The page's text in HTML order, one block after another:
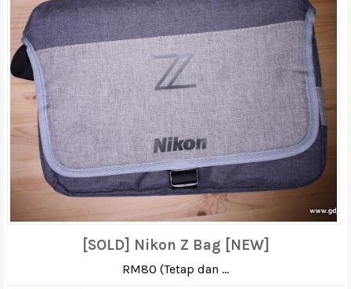
[SOLD] Nikon Z Bag [NEW]
RM80 (Tetap dan ...